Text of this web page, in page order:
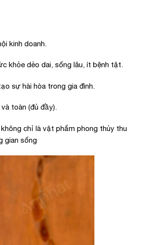
kinh doanh.
khỏe dẻo dai, sống lâu, ít bệnh tật.
sự hài hòa trong gia đình.
toàn (đủ đầy).
chỉ là vật phẩm phong thủy thu
gian sống